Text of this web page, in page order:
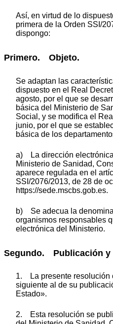
Así, en virtud de lo
primera de la Orden SSI/
dispongo:
Primero. Objeto.
Se adaptan las
dispuesto en el Real
agosto, por el que se
básica del Ministerio de
Social, y se modifica el
junio, por el que se
básica de los
a) La dirección
Ministerio de Sanidad,
aparece regulada en el
SSI/2076/2013, de 28 de
https://sede.mscbs.gob.es.
b) Se adecua la
organismos responsables
electrónica del Ministerio.
Segundo. Publicación y
1. La presente resolución
siguiente al de su
Estado».
2. Esta resolución se